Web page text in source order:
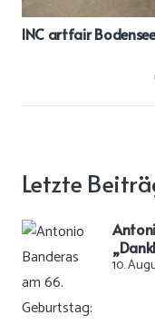
Letzte
10.